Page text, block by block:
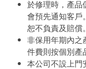
於修理時，產品
會預先通知客戶
恕不負責及賠償。
非保用年期內之
件費則按個別產
本公司不設上門